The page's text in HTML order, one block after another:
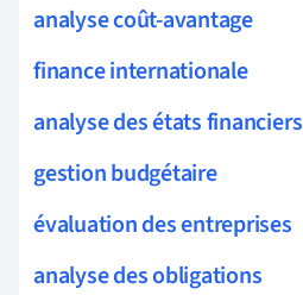
analyse coût-avantage
finance internationale
analyse des états financiers
gestion budgétaire
évaluation des entreprises
analyse des obligations